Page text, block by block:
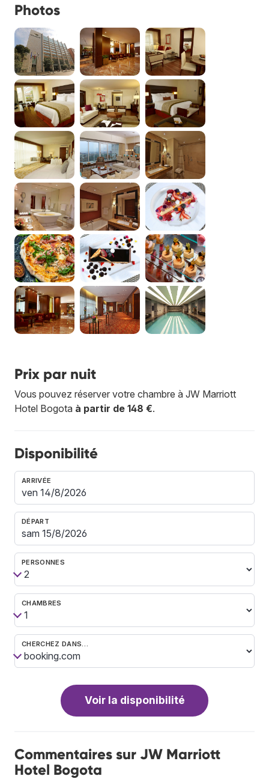
Photos
Prix par nuit
Vous pouvez réserver votre chambre à JW Marriott
Hotel Bogota à partir de 148 €.
Disponibilité
ARRIVÉE
DÉPART
PERSONNES
CHAMBRES
CHERCHEZ DANS…
Voir la disponibilité
Commentaires sur JW Marriott
Hotel Bogota